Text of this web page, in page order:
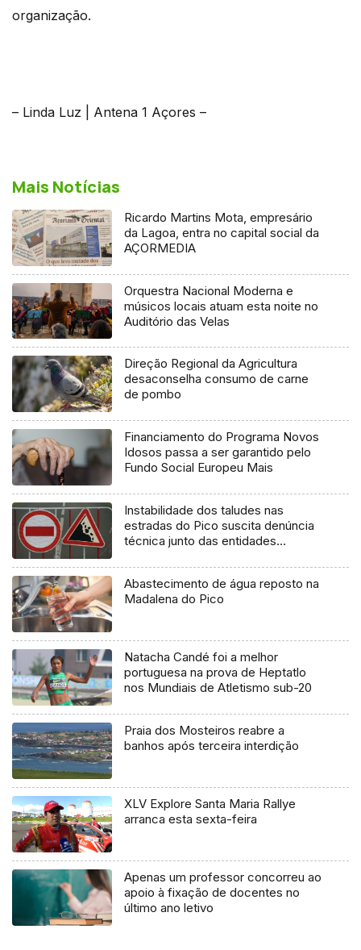
organização.
– Linda Luz | Antena 1 Açores –
Mais Notícias
Ricardo Martins Mota, empresário
da Lagoa, entra no capital social da
AÇORMEDIA
Orquestra Nacional Moderna e
músicos locais atuam esta noite no
Auditório das Velas
Direção Regional da Agricultura
desaconselha consumo de carne
de pombo
Financiamento do Programa Novos
Idosos passa a ser garantido pelo
Fundo Social Europeu Mais
Instabilidade dos taludes nas
estradas do Pico suscita denúncia
técnica junto das entidades
Abastecimento de água reposto na
Madalena do Pico
Natacha Candé foi a melhor
portuguesa na prova de Heptatlo
nos Mundiais de Atletismo sub-20
Praia dos Mosteiros reabre a
banhos após terceira interdição
XLV Explore Santa Maria Rallye
arranca esta sexta-feira
Apenas um professor concorreu ao
apoio à fixação de docentes no
último ano letivo